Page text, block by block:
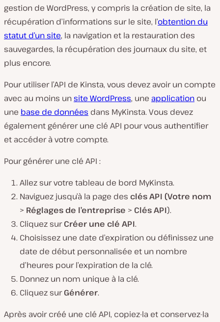
gestion de WordPress, y compris la création de site, la
récupération d’informations sur le site, l’obtention du
statut d’un site, la navigation et la restauration des
sauvegardes, la récupération des journaux du site, et
plus encore.
Pour utiliser l’API de Kinsta, vous devez avoir un compte
avec au moins unsite WordPress, une application ou
une base de données dans MyKinsta. Vous devez
également générer une clé API pour vous authentifier
et accéder à votre compte.
Pour générer une clé API :
Allez sur votre tableau de bord MyKinsta.
Naviguez jusqu’à la page des clés API (Votre nom
> Réglages de l’entreprise > Clés API).
Cliquez surCréer une clé API.
Choisissez une date d’expiration ou définissez une
date de début personnalisée et un nombre
d’heures pour l’expiration de la clé.
Donnez un nom unique à la clé.
Cliquez surGénérer.
Après avoir créé une clé API, copiez-la et conservez-la